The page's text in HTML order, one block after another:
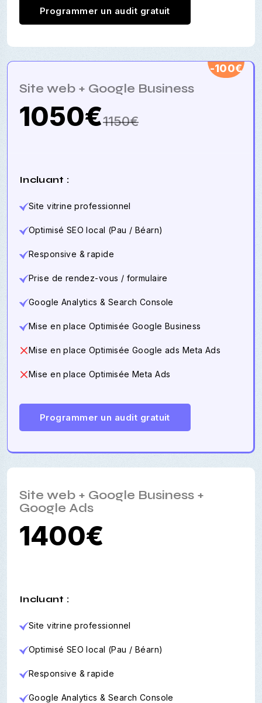
Programmer un audit gratuit
Site web + Google Business
1050€1150€
Incluant :
Site vitrine professionnel
Optimisé SEO local (Pau / Béarn)
Responsive & rapide
Prise de rendez-vous / formulaire
Google Analytics & Search Console
Mise en place Optimisée Google Business
Mise en place Optimisée Google ads Meta Ads
Mise en place Optimisée Meta Ads
Programmer un audit gratuit
-100€
Site web + Google Business +
Google Ads
1400€
Incluant :
Site vitrine professionnel
Optimisé SEO local (Pau / Béarn)
Responsive & rapide
Google Analytics & Search Console